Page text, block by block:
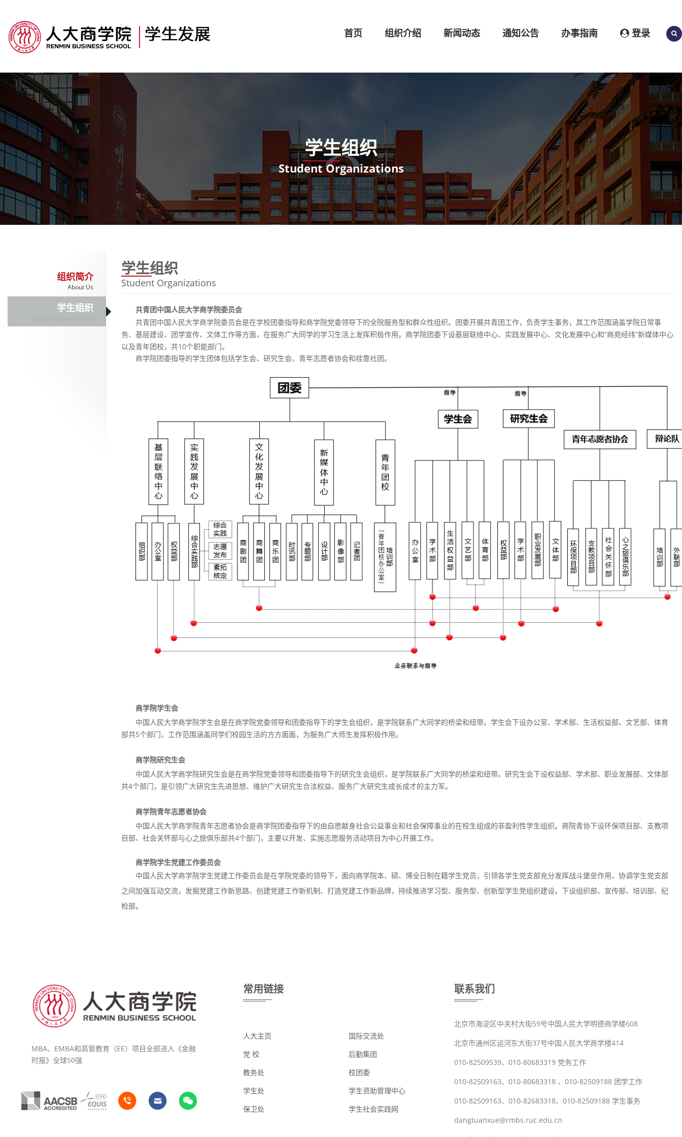
首页 组织介绍 新闻动态 通知公告 办事指南 登录
学生组织
Student Organizations
学生组织
Student Organizations
共青团中国人民大学商学院委员会
共青团中国人民大学商学院委员会是在学校团委指导和商学院党委领导下的全院服务型和群众性组织。团委开展共青团工作，负责学生事务，其工作范围涵盖学院日常事
务、基层建设、团学宣传、文体工作等方面，在服务广大同学的学习生活上发挥积极作用。商学院团委下设基层联络中心、实践发展中心、文化发展中心和“商苑经纬”新媒体中心
以及青年团校，共10个职能部门。
商学院团委指导的学生团体包括学生会、研究生会、青年志愿者协会和挂靠社团。
商学院学生会
中国人民大学商学院学生会是在商学院党委领导和团委指导下的学生会组织，是学院联系广大同学的桥梁和纽带。学生会下设办公室、学术部、生活权益部、文艺部、体育
部共5个部门，工作范围涵盖同学们校园生活的方方面面，为服务广大师生发挥积极作用。
商学院研究生会
中国人民大学商学院研究生会是在商学院党委领导和团委指导下的研究生会组织，是学院联系广大同学的桥梁和纽带。研究生会下设权益部、学术部、职业发展部、文体部
共4个部门，是引领广大研究生先进思想、维护广大研究生合法权益、服务广大研究生成长成才的主力军。
商学院青年志愿者协会
中国人民大学商学院青年志愿者协会是商学院团委指导下的由自愿献身社会公益事业和社会保障事业的在校生组成的非盈利性学生组织。商院青协下设环保项目部、支教项
目部、社会关怀部与心之旅俱乐部共4个部门，主要以开发、实施志愿服务活动项目为中心开展工作。
商学院学生党建工作委员会
中国人民大学商学院学生党建工作委员会是在学院党委的领导下，面向商学院本、硕、博全日制在籍学生党员，引领各学生党支部充分发挥战斗堡垒作用，协调学生党支部
之间加强互动交流，发掘党建工作新思路、创建党建工作新机制、打造党建工作新品牌，持续推进学习型、 服务型、创新型学生党组织建设。下设组织部、宣传部、培训部、纪
检部。
组织简介
About Us
学生组织
MBA、EMBA和高管教育（EE）项目全部进入《金融
时报》全球50强
常用链接
人大主页
党 校
教务处
学生处
保卫处
国际交流处
后勤集团
校团委
学生资助管理中心
学生社会实践网
联系我们
北京市海淀区中关村大街59号中国人民大学明德商学楼608
北京市通州区运河东大街37号中国人民大学商学楼414
010-82509539、010-80683319 党务工作
010-82509163、010-80683318 、010-82509188 团学工作
010-82509163、010-82683318、010-82509188 学生事务
dangtuanxue@rmbs.ruc.edu.cn